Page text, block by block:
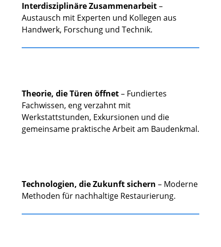
Interdisziplinäre Zusammenarbeit–
Austausch mit Experten und Kollegen aus
Handwerk, Forschung und Technik.
Theorie, die Türen öffnet– Fundiertes
Fachwissen, eng verzahnt mit
Werkstattstunden, Exkursionen und die
gemeinsame praktische Arbeit am Baudenkmal.
Technologien, die Zukunft sichern – Moderne
Methoden für nachhaltige Restaurierung.